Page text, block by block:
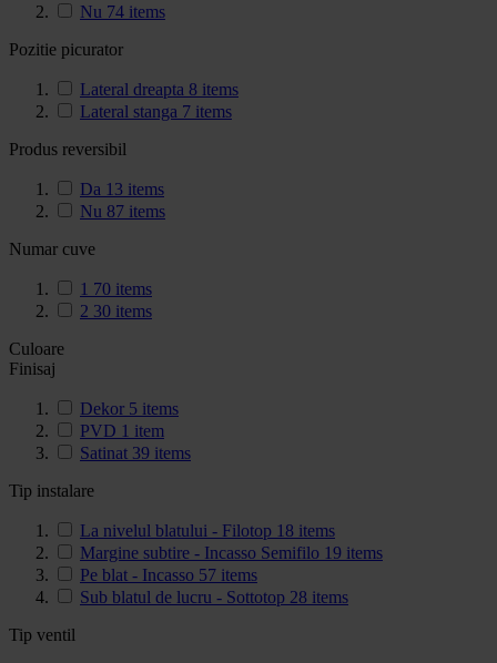
Nu 74 items
Pozitie picurator
Lateral dreapta 8 items
Lateral stanga 7 items
Produs reversibil
Da 13 items
Nu 87 items
Numar cuve
1 70 items
2 30 items
Culoare
Finisaj
Dekor 5 items
PVD 1 item
Satinat 39 items
Tip instalare
La nivelul blatului - Filotop 18 items
Margine subtire - Incasso Semifilo 19 items
Pe blat - Incasso 57 items
Sub blatul de lucru - Sottotop 28 items
Tip ventil